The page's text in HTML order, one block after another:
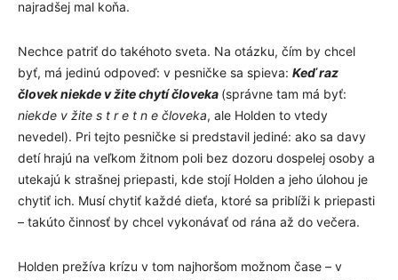
najradšej mal koňa.
Nechce patriť do takéhoto sveta. Na otázku, čím by chcel
byť, má jedinú odpoveď: v pesničke sa spieva: Keď raz
človek niekde v žite chytí človeka (správne tam má byť:
niekde v žite s t r e t n e človeka, ale Holden to vtedy
nevedel). Pri tejto pesničke si predstavil jediné: ako sa davy
detí hrajú na veľkom žitnom poli bez dozoru dospelej osoby a
utekajú k strašnej priepasti, kde stojí Holden a jeho úlohou je
chytiť ich. Musí chytiť každé dieťa, ktoré sa priblíži k priepasti
– takúto činnosť by chcel vykonávať od rána až do večera.
Holden prežíva krízu v tom najhoršom možnom čase – v